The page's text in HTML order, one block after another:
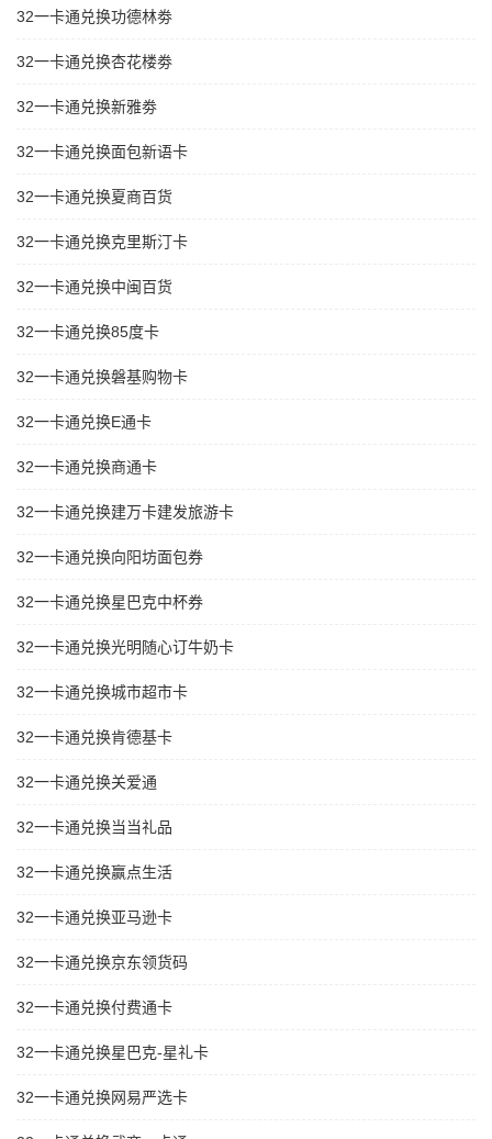
32一卡通兑换功德林劵
32一卡通兑换杏花楼劵
32一卡通兑换新雅劵
32一卡通兑换面包新语卡
32一卡通兑换夏商百货
32一卡通兑换克里斯汀卡
32一卡通兑换中闽百货
32一卡通兑换85度卡
32一卡通兑换磐基购物卡
32一卡通兑换E通卡
32一卡通兑换商通卡
32一卡通兑换建万卡建发旅游卡
32一卡通兑换向阳坊面包券
32一卡通兑换星巴克中杯券
32一卡通兑换光明随心订牛奶卡
32一卡通兑换城市超市卡
32一卡通兑换肯德基卡
32一卡通兑换关爱通
32一卡通兑换当当礼品
32一卡通兑换赢点生活
32一卡通兑换亚马逊卡
32一卡通兑换京东领货码
32一卡通兑换付费通卡
32一卡通兑换星巴克-星礼卡
32一卡通兑换网易严选卡